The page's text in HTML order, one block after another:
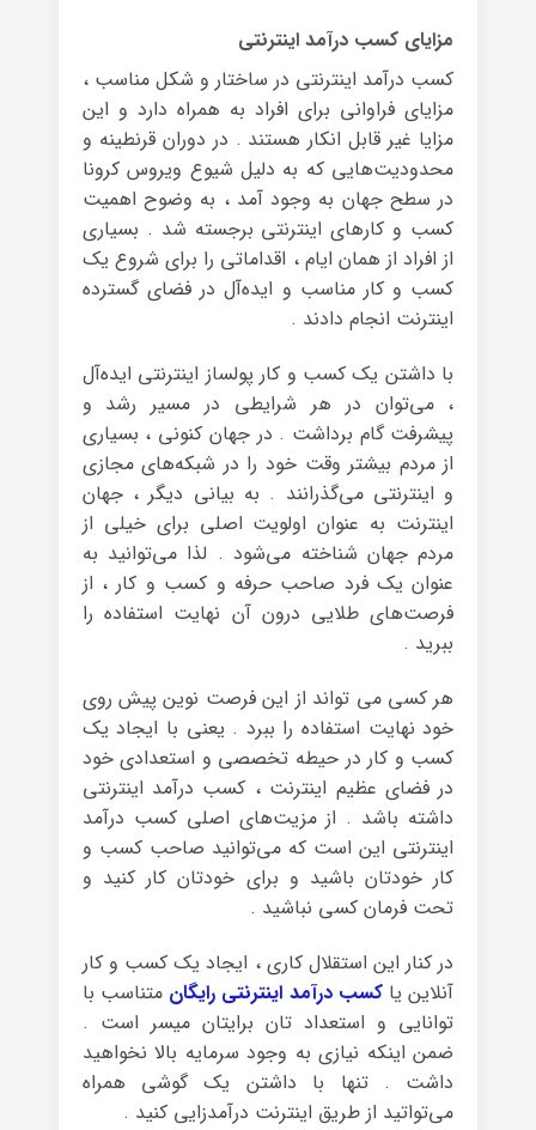
مزایای کسب درآمد اینترنتی
کسب درآمد اینترنتی در ساختار و شکل مناسب ،
مزایای فراوانی برای افراد به همراه دارد و این
مزایا غیر قابل انکار هستند . در دوران قرنطینه و
محدودیت‌هایی که به دلیل شیوع ویروس کرونا
در سطح جهان به وجود آمد ، به وضوح اهمیت
کسب و کارهای اینترنتی برجسته شد . بسیاری
از افراد از همان ایام ، اقداماتی را برای شروع یک
کسب و کار مناسب و ایده‌آل در فضای گسترده‌
اینترنت انجام دادند .
با داشتن یک کسب و کار پولساز اینترنتی ایده‌آل
، می‌توان در هر شرایطی در مسیر رشد و
پیشرفت گام برداشت . در جهان کنونی ، بسیاری
از مردم بیشتر وقت خود را در شبکه‌های مجازی
و اینترنتی می‌گذرانند . به بیانی دیگر ، جهان
اینترنت به عنوان اولویت اصلی برای خیلی از
مردم جهان شناخته می‌شود . لذا می‌توانید به
عنوان یک فرد صاحب حرفه و کسب و کار ، از
فرصت‌های طلایی درون آن نهایت استفاده را
ببرید .
هر کسی می تواند از این فرصت نوین پیش روی
خود نهایت استفاده را ببرد . یعنی با ایجاد یک
کسب و کار در حیطه‌ تخصصی و استعدادی خود
در فضای عظیم اینترنت ، کسب درآمد اینترنتی
داشته باشد . از مزیت‌های اصلی کسب درآمد
اینترنتی این است که می‌توانید صاحب کسب و
کار خودتان باشید و برای خودتان کار کنید و
تحت فرمان کسی نباشید .
در کنار این استقلال کاری ، ایجاد یک کسب و کار
آنلاین یاکسب درآمد اینترنتی رایگان متناسب با
توانایی و استعداد تان برایتان میسر است .
ضمن اینکه نیازی به وجود سرمایه‌ بالا نخواهید
داشت . تنها با داشتن یک گوشی همراه
می‌تواتید از طریق اینترنت درآمدزایی کنید .